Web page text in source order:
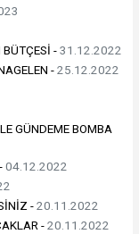
BÜTÇESİ -31.12.2022
-25.12.2022
GÜNDEME BOMBA
04.12.2022
-20.11.2022
-20.11.2022